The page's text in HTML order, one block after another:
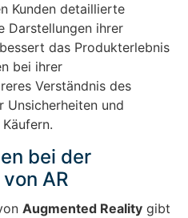
Kunden detaillierte
Darstellungen ihrer
das Produkterlebnis
bei ihrer
Verständnis des
und
bei der
AR
Augmented Reality gibt